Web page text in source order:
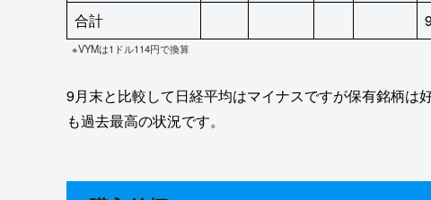
合計
※VYMは1ドル114円で換算
9月末と比較して日経平均はマイナスですが保有銘柄は
も過去最高の状況です。